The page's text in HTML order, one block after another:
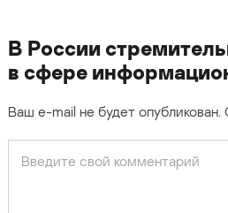
В России
в сфере
Ваш e-mail не будет опубликован.